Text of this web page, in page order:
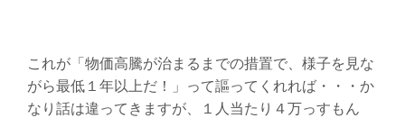
これが「物価高騰が治まるまでの措置で、様子を見な
がら最低１年以上だ！」って謳ってくれれば・・・か
なり話は違ってきますが、１人当たり４万っすもん